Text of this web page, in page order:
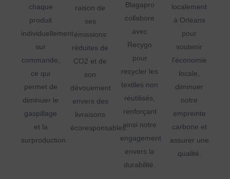
chaque
produit
individuellement
sur
commande,
ce qui
permet de
diminuer le
gaspillage
et la
surproduction.
raison de
ses
émissions
réduites de
CO2 et de
son
dévouement
envers des
livraisons
écoresponsables.
Blagapro
collabore
avec
Recygo
pour
recycler les
textiles non
réutilisés,
renforçant
ainsi notre
engagement
envers la
durabilité.
localement
à Orléans
pour
soutenir
l'économie
locale,
diminuer
notre
empreinte
carbone et
assurer une
qualité.